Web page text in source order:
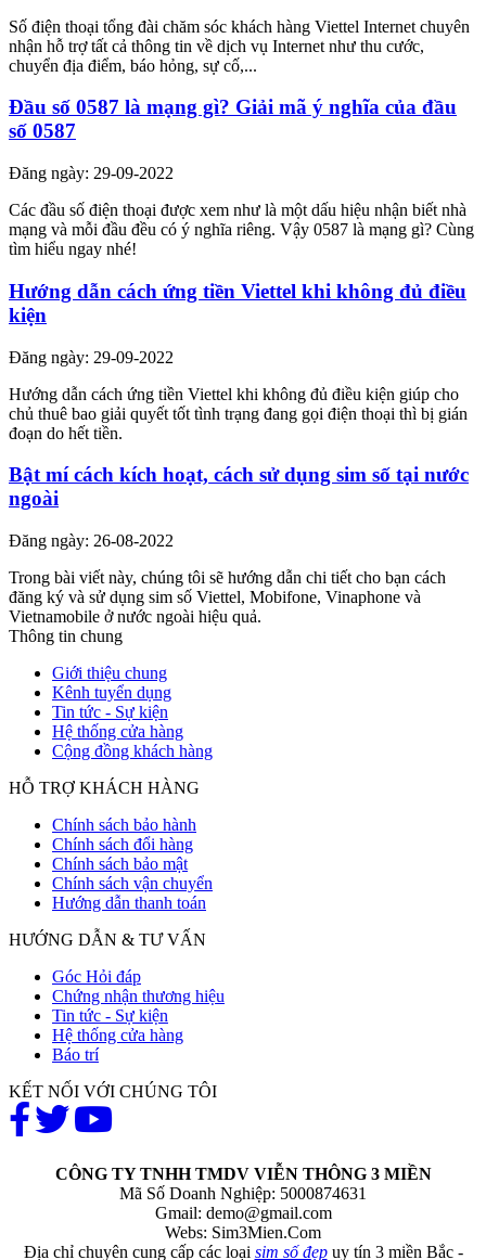
Số điện thoại tổng đài chăm sóc khách hàng Viettel Internet chuyên
nhận hỗ trợ tất cả thông tin về dịch vụ Internet như thu cước,
chuyển địa điểm, báo hỏng, sự cố,...
Đầu số 0587 là mạng gì? Giải mã ý nghĩa của đầu
số 0587
Đăng ngày: 29-09-2022
Các đầu số điện thoại được xem như là một dấu hiệu nhận biết nhà
mạng và mỗi đầu đều có ý nghĩa riêng. Vậy 0587 là mạng gì? Cùng
tìm hiểu ngay nhé!
Hướng dẫn cách ứng tiền Viettel khi không đủ điều
kiện
Đăng ngày: 29-09-2022
Hướng dẫn cách ứng tiền Viettel khi không đủ điều kiện giúp cho
chủ thuê bao giải quyết tốt tình trạng đang gọi điện thoại thì bị gián
đoạn do hết tiền.
Bật mí cách kích hoạt, cách sử dụng sim số tại nước
ngoài
Đăng ngày: 26-08-2022
Trong bài viết này, chúng tôi sẽ hướng dẫn chi tiết cho bạn cách
đăng ký và sử dụng sim số Viettel, Mobifone, Vinaphone và
Vietnamobile ở nước ngoài hiệu quả.
Thông tin chung
Giới thiệu chung
Kênh tuyển dụng
Tin tức - Sự kiện
Hệ thống cửa hàng
Cộng đồng khách hàng
HỖ TRỢ KHÁCH HÀNG
Chính sách bảo hành
Chính sách đổi hàng
Chính sách bảo mật
Chính sách vận chuyển
Hướng dẫn thanh toán
HƯỚNG DẪN & TƯ VẤN
Góc Hỏi đáp
Chứng nhận thương hiệu
Tin tức - Sự kiện
Hệ thống cửa hàng
Báo trí
KẾT NỐI VỚI CHÚNG TÔI
CÔNG TY TNHH TMDV VIỄN THÔNG 3 MIỀN
Mã Số Doanh Nghiệp: 5000874631
Gmail: demo@gmail.com
Webs: Sim3Mien.Com
Địa chỉ chuyên cung cấp các loại sim số đẹpuy tín 3 miền Bắc -